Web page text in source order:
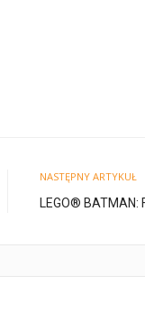
NASTĘPNY ARTYKUŁ
LEGO® BATMAN: